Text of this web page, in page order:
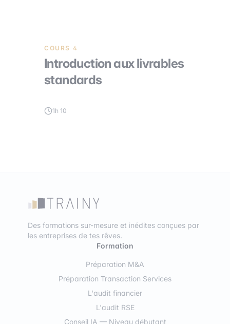
COURS 4
Introduction aux livrables
standards
1h 10
Des formations sur-mesure et inédites conçues par
les entreprises de tes rêves.
Formation
Préparation M&A
Préparation Transaction Services
L'audit financier
L'audit RSE
Conseil IA — Niveau débutant